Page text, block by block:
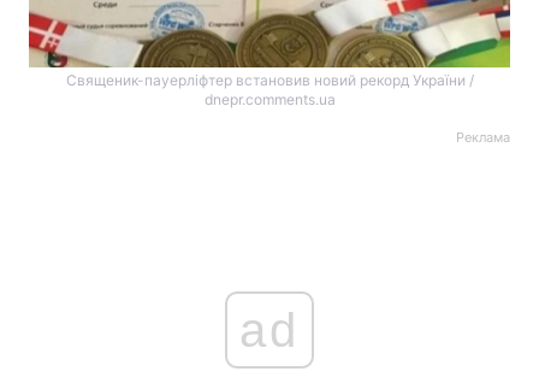
Священик-пауерліфтер встановив новий рекорд України /
dnepr.comments.ua
Реклама
ad